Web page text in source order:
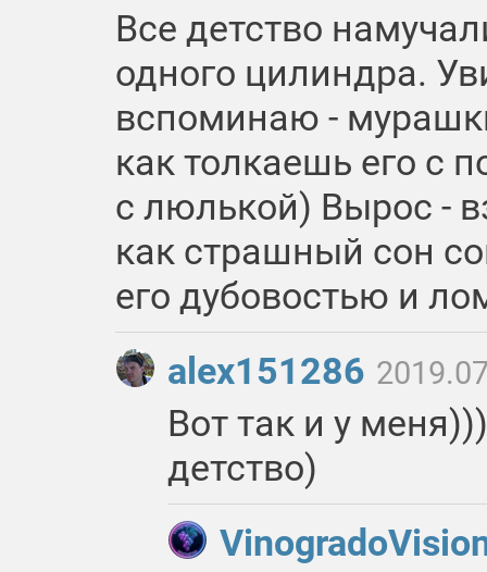
Все детство
одного цилиндра.
вспоминаю -
как толкаешь его с
с люлькой) Вырос -
как страшный сон
его дубовостью и
alex151286
Вот так и у
детство)